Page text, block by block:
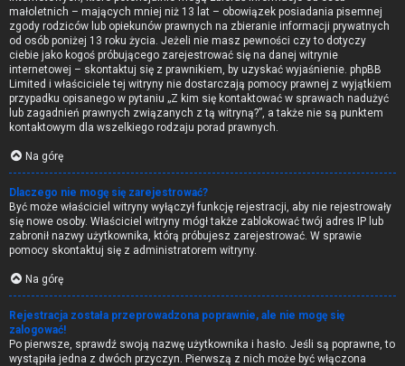
małoletnich – mających mniej niż 13 lat – obowiązek posiadania pisemnej
zgody rodziców lub opiekunów prawnych na zbieranie informacji prywatnych
od osób poniżej 13 roku życia. Jeżeli nie masz pewności czy to dotyczy
ciebie jako kogoś próbującego zarejestrować się na danej witrynie
internetowej – skontaktuj się z prawnikiem, by uzyskać wyjaśnienie. phpBB
Limited i właściciele tej witryny nie dostarczają pomocy prawnej z wyjątkiem
przypadku opisanego w pytaniu „Z kim się kontaktować w sprawach nadużyć
lub zagadnień prawnych związanych z tą witryną?”, a także nie są punktem
kontaktowym dla wszelkiego rodzaju porad prawnych.
Na górę
Dlaczego nie mogę się zarejestrować?
Być może właściciel witryny wyłączył funkcję rejestracji, aby nie rejestrowały
się nowe osoby. Właściciel witryny mógł także zablokować twój adres IP lub
zabronił nazwy użytkownika, którą próbujesz zarejestrować. W sprawie
pomocy skontaktuj się z administratorem witryny.
Na górę
Rejestracja została przeprowadzona poprawnie, ale nie mogę się
zalogować!
Po pierwsze, sprawdź swoją nazwę użytkownika i hasło. Jeśli są poprawne, to
wystąpiła jedna z dwóch przyczyn. Pierwszą z nich może być włączona